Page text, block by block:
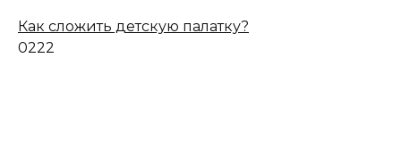
Как сложить детскую палатку?
0222